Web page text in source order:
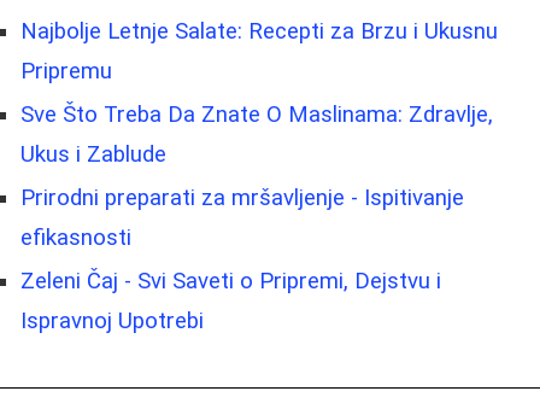
Najbolje Letnje Salate: Recepti za Brzu i Ukusnu
Pripremu
Sve Što Treba Da Znate O Maslinama: Zdravlje,
Ukus i Zablude
Prirodni preparati za mršavljenje - Ispitivanje
efikasnosti
Zeleni Čaj - Svi Saveti o Pripremi, Dejstvu i
Ispravnoj Upotrebi